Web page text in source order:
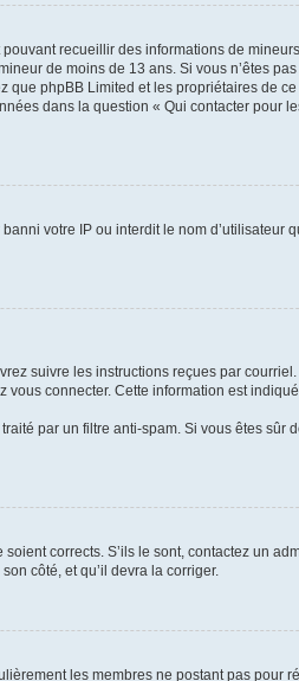
recueillir des informations de
de moins de 13 ans. Si vous n’êtes
phpBB Limited et les propriétaires de
dans la question « Qui contacter pour
votre IP ou interdit le nom d’utilisateur
suivre les instructions reçues par
connecter. Cette information est
par un filtre anti-spam. Si vous êtes sûr
corrects. S’ils le sont, contactez un
côté, et qu’il devra la corriger.
les membres ne postant pas pour